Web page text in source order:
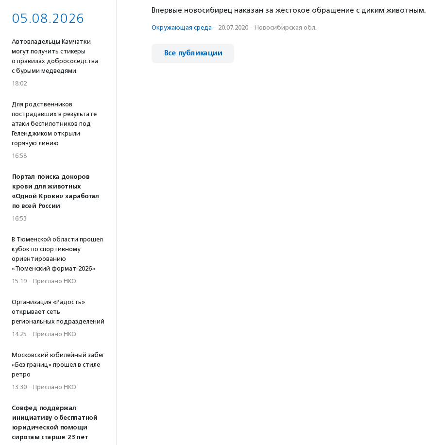
05.08.2026
Автовладельцы Камчатки
могут получить стикеры
о правилах добрососедства
с бурыми медведями
18:02
Для родственников
пострадавших в результате
атаки беспилотников под
Геленджиком открыли
горячую линию
16:58
Портал поиска доноров
крови для животных
«Одной Крови» заработал
по всей России
16:53
В Тюменской области прошел
кубок по спортивному
ориентированию
«Тюменский формат-2026»
15:19 · Прислано НКО
Организация «Радость»
открывает сеть
региональных подразделений
14:25 · Прислано НКО
Московский юбилейный забег
«Без границ» прошел в стиле
ретро
13:30 · Прислано НКО
Совфед поддержал
инициативу о бесплатной
юридической помощи
сиротам старше 23 лет
Впервые новосибирец наказан за жестокое обращение с диким животным.
Окружающая среда · 20.07.2020 · Новосибирская обл.
Все публикации